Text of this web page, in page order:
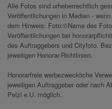
Alle Fotos sind urheberrechtlich
Veröffentlichungen in Medien -
dem Hinweis: Foto:©Name des
Veröffentlichungen bei
des Auftraggebers und Cityfoto.
jeweiligen Honorar-Richtlinien.
Honorarfreie werbezweckliche
jeweiligen Auftraggeber oder nach
Pelzl e.U. möglich.